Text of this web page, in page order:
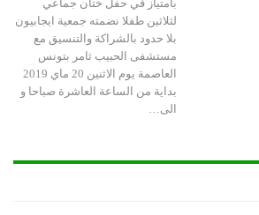
بامتياز في حفل ختان جماعي
لثلاثين طفلا نضمته جمعية ايجابيون
بلا حدود بالشراكة والتنسيق مع
مستشفى الحبيب ثامر بتونس
العاصمة يوم الاثنين 20 ماي 2019
بداية من الساعة العاشرة صباحا و
الى…